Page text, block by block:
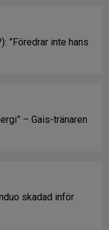
”Föredrar inte hans
– Gais-tränaren
skadad inför